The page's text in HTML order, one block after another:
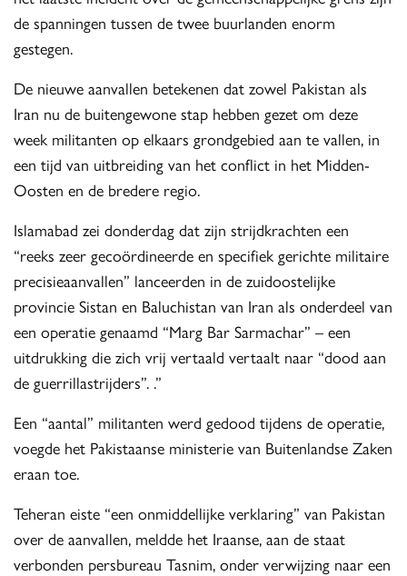
de spanningen tussen de twee buurlanden enorm
gestegen.
De nieuwe aanvallen betekenen dat zowel Pakistan als
Iran nu de buitengewone stap hebben gezet om deze
week militanten op elkaars grondgebied aan te vallen, in
een tijd van uitbreiding van het conflict in het Midden-
Oosten en de bredere regio.
Islamabad zei donderdag dat zijn strijdkrachten een
“reeks zeer gecoördineerde en specifiek gerichte militaire
precisieaanvallen” lanceerden in de zuidoostelijke
provincie Sistan en Baluchistan van Iran als onderdeel van
een operatie genaamd “Marg Bar Sarmachar” – een
uitdrukking die zich vrij vertaald vertaalt naar “dood aan
de guerrillastrijders”. .”
Een “aantal” militanten werd gedood tijdens de operatie,
voegde het Pakistaanse ministerie van Buitenlandse Zaken
eraan toe.
Teheran eiste “een onmiddellijke verklaring” van Pakistan
over de aanvallen, meldde het Iraanse, aan de staat
verbonden persbureau Tasnim, onder verwijzing naar een